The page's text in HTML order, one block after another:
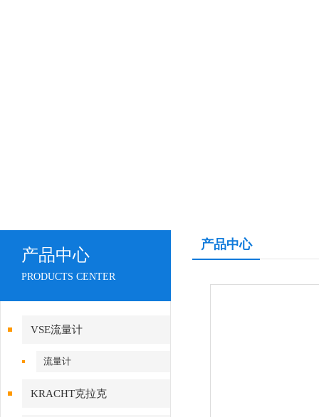
产品中心
PRODUCTS CENTER
VSE流量计
流量计
KRACHT克拉克
产品中心